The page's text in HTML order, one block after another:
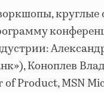
круглые
Коноплев
Product, MSN